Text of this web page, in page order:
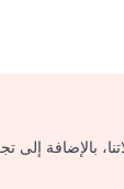
بالإضافة